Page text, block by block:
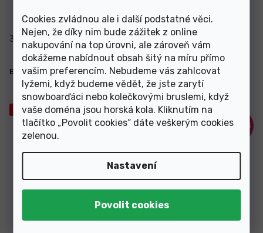
Cookies zvládnou ale i další podstatné věci.
Nejen, že díky nim bude zážitek z online
nakupování na top úrovni, ale zároveň vám
dokážeme nabídnout obsah šitý na míru přímo
vašim preferencím. Nebudeme vás zahlcovat
lyžemi, když budeme vědět, že jste zarytí
snowboarďáci nebo kolečkovými bruslemi, když
vaše doména jsou horská kola. Kliknutím na
tlačítko „Povolit cookies“ dáte veškerým cookies
zelenou.
Nastavení
od2 649 Kč
37 1/3 38 38 2/3 39 1/3 40 2/3 41 1/3
od3 369 Kč
40 2/3 41 1/3
Výprodej
–30 %
Boty Atomic Pro S2 Black/Red
25/26
Výprodej
–40 %
Boty Fischer RC Classic WS
23/24